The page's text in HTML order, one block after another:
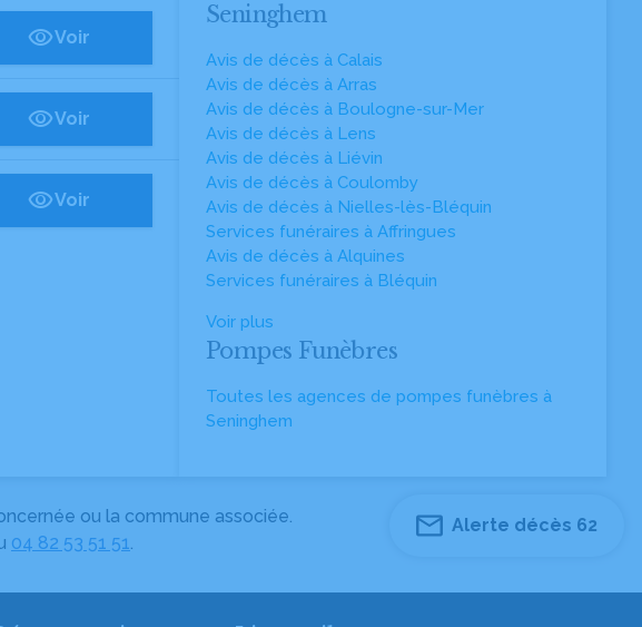
Voir
Voir
Voir
Seninghem
Avis de décès à Calais
Avis de décès à Arras
Avis de décès à Boulogne-sur-Mer
Avis de décès à Lens
Avis de décès à Liévin
Avis de décès à Coulomby
Avis de décès à Nielles-lès-Bléquin
Services funéraires à Affringues
Avis de décès à Alquines
Services funéraires à Bléquin
Voir plus
Pompes Funèbres
Toutes les agences de pompes funèbres à
Seninghem
ou la commune associée.
04 82 53 51 51.
Alerte décès 62